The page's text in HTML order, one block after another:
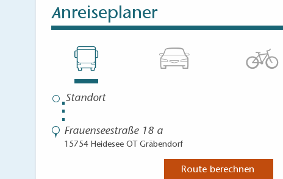
Anreiseplaner
⋮
Frauenseestraße 18 a
15754 Heidesee OT Gräbendorf
Route berechnen